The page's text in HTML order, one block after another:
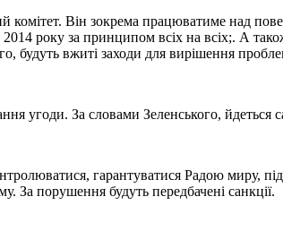
комітет. Він зокрема працюватиме над
року за принципом всіх на всіх;. А
будуть вжиті заходи для вирішення
угоди. За словами Зеленського, йдеться
гарантуватися Радою миру,
порушення будуть передбачені санкції.